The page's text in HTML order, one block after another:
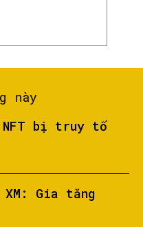
này
NFT bị truy tố
XM: Gia tăng